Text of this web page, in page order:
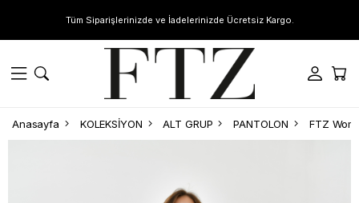
Tüm Siparişlerinizde ve İadelerinizde Ücretsiz Kargo.
Anasayfa KOLEKSİYON ALT GRUP PANTOLON